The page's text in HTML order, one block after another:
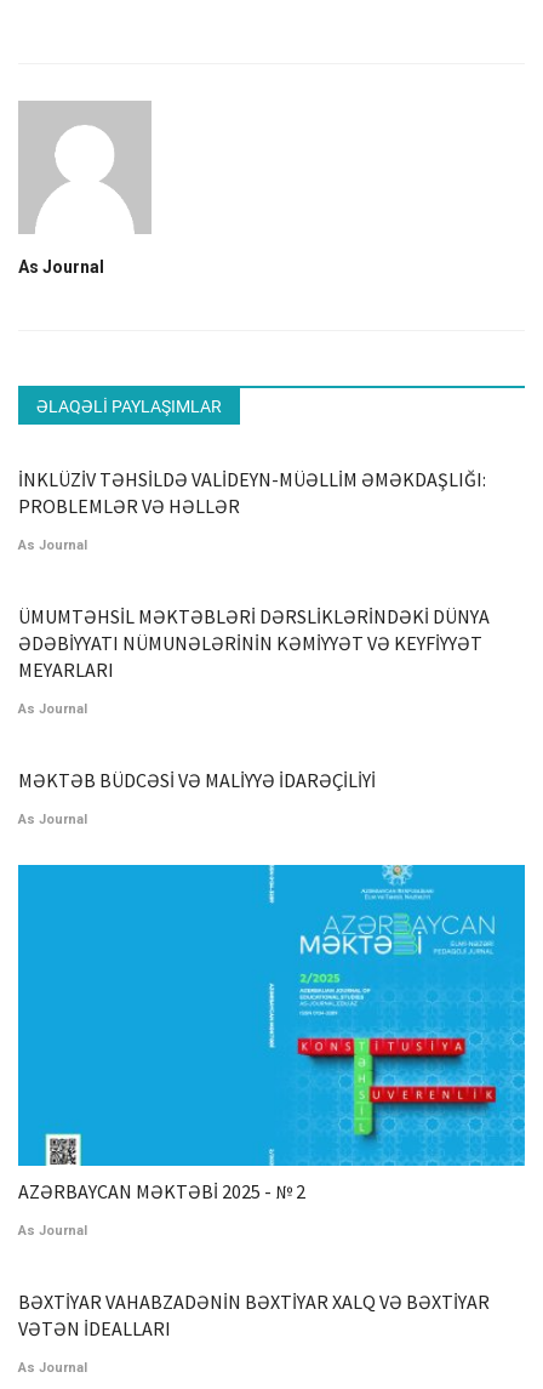
As Journal
ƏLAQƏLI PAYLAŞIMLAR
İNKLÜZİV TƏHSİLDƏ VALİDEYN-MÜƏLLİM ƏMƏKDAŞLIĞI:
PROBLEMLƏR VƏ HƏLLƏR
As Journal
ÜMUMTƏHSİL MƏKTƏBLƏRİ DƏRSLİKLƏRİNDƏKİ DÜNYA
ƏDƏBİYYATI NÜMUNƏLƏRİNİN KƏMİYYƏT VƏ KEYFİYYƏT
MEYARLARI
As Journal
MƏKTƏB BÜDCƏSİ VƏ MALİYYƏ İDARƏÇİLİYİ
As Journal
AZƏRBAYCAN MƏKTƏBİ 2025 - № 2
As Journal
BƏXTİYAR VAHABZADƏNİN BƏXTİYAR XALQ VƏ BƏXTİYAR
VƏTƏN İDEALLARI
As Journal